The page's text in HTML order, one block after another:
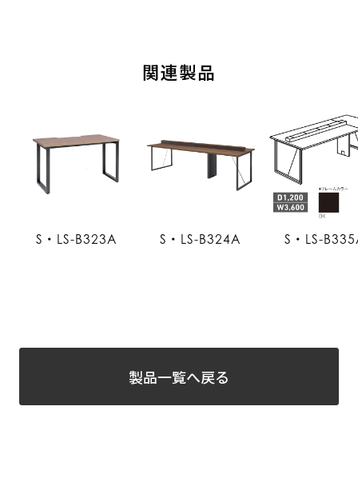
関連製品
S・LS-B323A S・LS-B324A S・LS-
製品一覧へ戻る